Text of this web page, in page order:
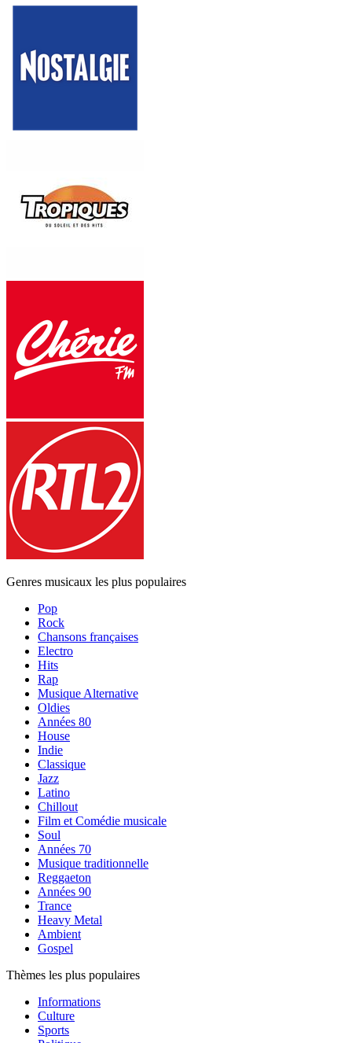
Genres musicaux les plus populaires
Pop
Rock
Chansons françaises
Electro
Hits
Rap
Musique Alternative
Oldies
Années 80
House
Indie
Classique
Jazz
Latino
Chillout
Film et Comédie musicale
Soul
Années 70
Musique traditionnelle
Reggaeton
Années 90
Trance
Heavy Metal
Ambient
Gospel
Thèmes les plus populaires
Informations
Culture
Sports